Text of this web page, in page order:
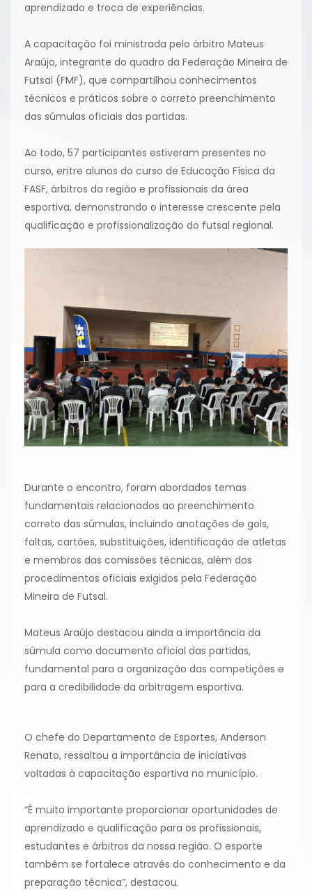
aprendizado e troca de experiências.
A capacitação foi ministrada pelo árbitro Mateus
Araújo, integrante do quadro da Federação Mineira de
Futsal (FMF), que compartilhou conhecimentos
técnicos e práticos sobre o correto preenchimento
das súmulas oficiais das partidas.
Ao todo, 57 participantes estiveram presentes no
curso, entre alunos do curso de Educação Física da
FASF, árbitros da região e profissionais da área
esportiva, demonstrando o interesse crescente pela
qualificação e profissionalização do futsal regional.
Durante o encontro, foram abordados temas
fundamentais relacionados ao preenchimento
correto das súmulas, incluindo anotações de gols,
faltas, cartões, substituições, identificação de atletas
e membros das comissões técnicas, além dos
procedimentos oficiais exigidos pela Federação
Mineira de Futsal.
Mateus Araújo destacou ainda a importância da
súmula como documento oficial das partidas,
fundamental para a organização das competições e
para a credibilidade da arbitragem esportiva.
O chefe do Departamento de Esportes, Anderson
Renato, ressaltou a importância de iniciativas
voltadas à capacitação esportiva no município.
“É muito importante proporcionar oportunidades de
aprendizado e qualificação para os profissionais,
estudantes e árbitros da nossa região. O esporte
também se fortalece através do conhecimento e da
preparação técnica”, destacou.